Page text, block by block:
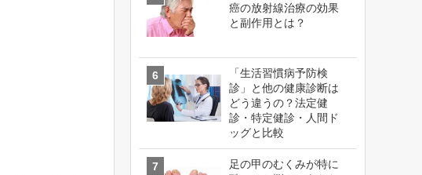
癌の放射線治療の効果
と副作用とは？
「生活習慣病予防検
診」と他の健康診断は
どう違うの？法定健
診・特定健診・人間ド
ッグと比較
足の甲のむくみが特に